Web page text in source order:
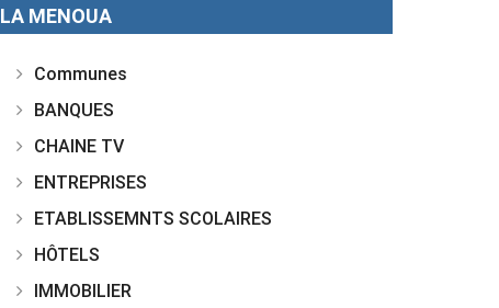
LA MENOUA
Communes
BANQUES
CHAINE TV
ENTREPRISES
ETABLISSEMNTS SCOLAIRES
HÔTELS
IMMOBILIER